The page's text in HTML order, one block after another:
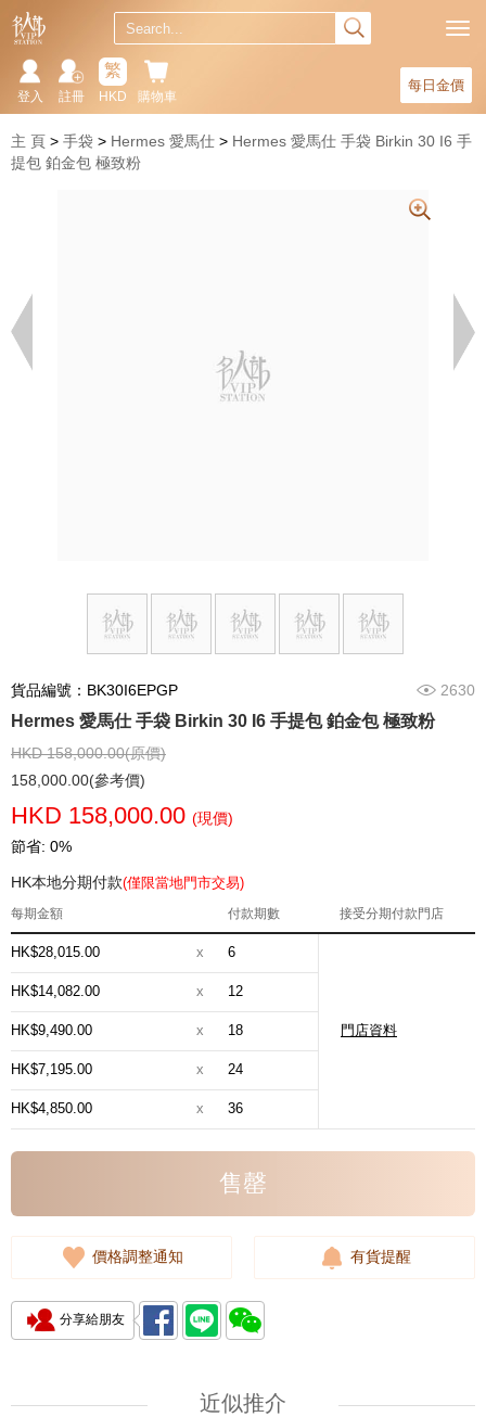
每日金價
購物車
繁
HKD
註冊
登入
主 頁 手袋 Hermes 愛馬仕
Hermes 愛馬仕 手袋 Birkin 30 I6 手
提包 鉑金包 極致粉
貨品編號：BK30I6EPGP 2630
Hermes 愛馬仕 手袋 Birkin 30 I6 手提包 鉑金包 極致粉
HKD 158,000.00(原價)
158,000.00(參考價)
HKD 158,000.00 (現價)
節省: 0%
HK本地分期付款(僅限當地門市交易)
每期金額 付款期數 接受分期付款門店
HK$28,015.00 x 6
門店資料
HK$14,082.00 x 12
HK$9,490.00 x 18
HK$7,195.00 x 24
HK$4,850.00 x 36
售罄
價格調整通知 有貨提醒
分享給朋友
近似推介